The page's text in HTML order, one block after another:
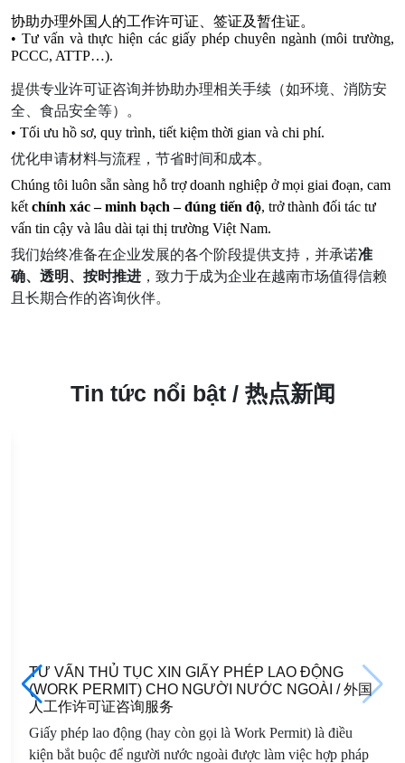
协助办理外国人的工作许可证、签证及暂住证。
• Tư vấn và thực hiện các giấy phép chuyên ngành (môi trường,
PCCC, ATTP…).
提供专业许可证咨询并协助办理相关手续（如环境、消防安
全、食品安全等）。
• Tối ưu hồ sơ, quy trình, tiết kiệm thời gian và chi phí.
优化申请材料与流程，节省时间和成本。
Chúng tôi luôn sẵn sàng hỗ trợ doanh nghiệp ở mọi giai đoạn, cam
kết chính xác – minh bạch – đúng tiến độ, trở thành đối tác tư
vấn tin cậy và lâu dài tại thị trường Việt Nam.
我们始终准备在企业发展的各个阶段提供支持，并承诺准
确、透明、按时推进 ，致力于成为企业在越南市场值得信赖
且长期合作的咨询伙伴。
Tin tức nổi bật / 热点新闻
TƯ VẤN THỦ TỤC XIN GIẤY PHÉP LAO ĐỘNG
(WORK PERMIT) CHO NGƯỜI NƯỚC NGOÀI / 外国
人工作许可证咨询服务
Giấy phép lao động (hay còn gọi là Work Permit) là điều
kiện bắt buộc để người nước ngoài được làm việc hợp pháp